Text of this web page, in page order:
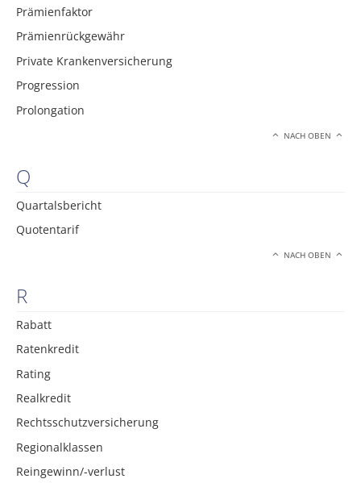
Prämienfaktor
Prämienrückgewähr
Private Krankenversicherung
Progression
Prolongation
NACH OBEN
Q
Quartalsbericht
Quotentarif
NACH OBEN
R
Rabatt
Ratenkredit
Rating
Realkredit
Rechtsschutzversicherung
Regionalklassen
Reingewinn/-verlust